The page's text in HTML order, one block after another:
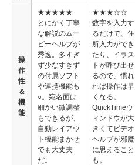
操
作
性
＆
機
能
★★★★★
とにかく丁寧
な解説のムー
ビーヘルプが
秀逸。多すぎ
ず少なすぎず
の付属ソフト
や連携機能も
○。宛名面は
細かい微調整
もできるが、
自動レイアウ
ト機能まかせ
でも大丈夫
だ。
★★★☆☆
数字を入力す
るだけで、住
所入力ができ
たり、イラス
トが呼び出せ
るので、慣れ
れば操作は早
くなる。
QuickTimeウ
ィンドウが大
きくてビデオ
ヘルプが邪魔
に思えること
も。